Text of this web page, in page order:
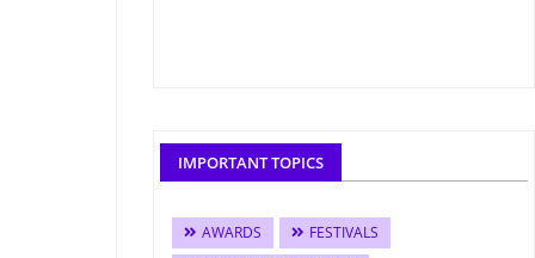
IMPORTANT TOPICS
AWARDS
FESTIVALS